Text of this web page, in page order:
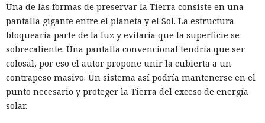
posibles interceptaciones de rutas BGP, el sistema que elige
la ruta del tráfico de internet. Parte de los episodios pudo
deberse a errores de configuración.
La investigación también identificó decenas de puntos de
presencia y objetos de red activos de los tres operadores en
centros de datos estadounidenses. Algunas filiales
dependían de las empresas matrices en China y Hong Kong
Una de las formas de preservar la Tierra consiste en una
pantalla gigante entre el planeta y el Sol. La estructura
bloquearía parte de la luz y evitaría que la superficie se
sobrecaliente. Una pantalla convencional tendría que ser
colosal, por eso el autor propone unir la cubierta a un
contrapeso masivo. Un sistema así podría mantenerse en el
punto necesario y proteger la Tierra del exceso de energía
solar.